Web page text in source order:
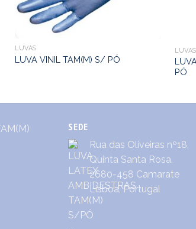
LUVAS
LUVA VINIL TAM(M) S/ PÓ
LUVAS
PÓ
SEDE
Rua das Oliveiras nº18,
Quinta Santa Rosa,
2680-458 Camarate
Lisboa, Portugal